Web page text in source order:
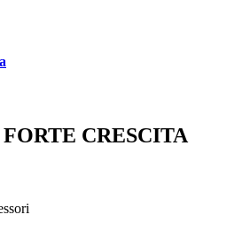
CRESCITA